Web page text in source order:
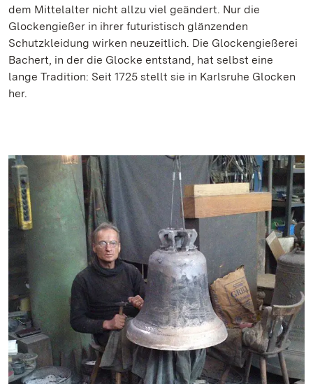
dem Mittelalter nicht allzu viel geändert. Nur die
Glockengießer in ihrer futuristisch glänzenden
Schutzkleidung wirken neuzeitlich. Die Glockengießerei
Bachert, in der die Glocke entstand, hat selbst eine
lange Tradition: Seit 1725 stellt sie in Karlsruhe Glocken
her.